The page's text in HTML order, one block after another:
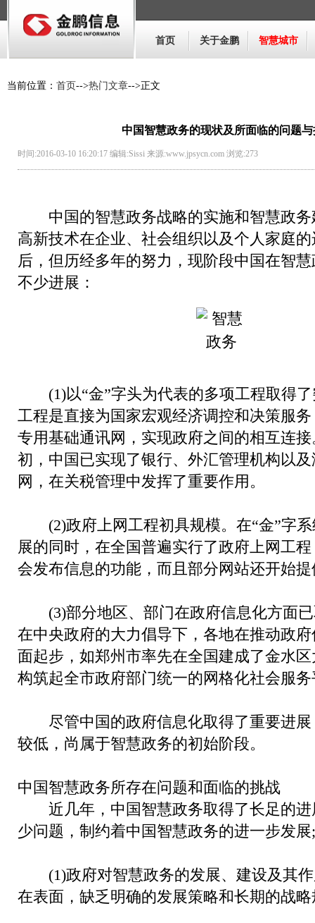
首页 关于金鹏 智慧城市
当前位置： 首页-->热门文章-->正文
中国智慧政务的现状及所面临的问题
时间:2016-03-10 16:20:17 编辑:Sissi 来源:www.jpsycn.com 浏览:273
中国的智慧政务战略的实施和智慧政务
高新技术在企业、社会组织以及个人家庭
后，但历经多年的努力，现阶段中国在智
不少进展：
(1)以“金”字头为代表的多项工程取得了
工程是直接为国家宏观经济调控和决策服
专用基础通讯网，实现政府之间的相互连
初，中国已实现了银行、外汇管理机构以
网，在关税管理中发挥了重要作用。
(2)政府上网工程初具规模。在“金”字系
展的同时，在全国普遍实行了政府上网工
会发布信息的功能，而且部分网站还开始
(3)部分地区、部门在政府信息化方面已
在中央政府的大力倡导下，各地在推动政
面起步，如郑州市率先在全国建成了金水
构筑起全市政府部门统一的网格化社会服
尽管中国的政府信息化取得了重要进展
较低，尚属于智慧政务的初始阶段。
中国智慧政务所存在问题和面临的挑战
近几年，中国智慧政务取得了长足的进
少问题，制约着中国智慧政务的进一步发展;
(1)政府对智慧政务的发展、建设及其作
在表面，缺乏明确的发展策略和长期的战